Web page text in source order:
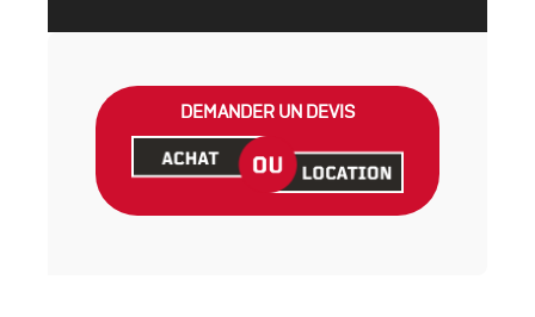
DEMANDER UN DEVIS